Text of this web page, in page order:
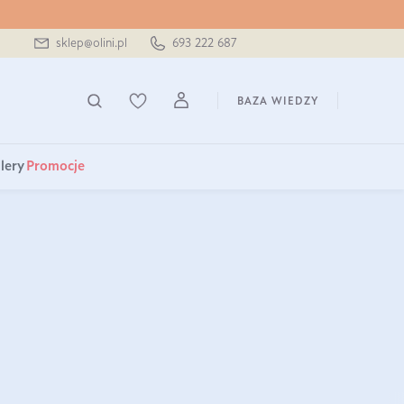
sklep@olini.pl 693 222 687
BAZA WIEDZY
Promocje